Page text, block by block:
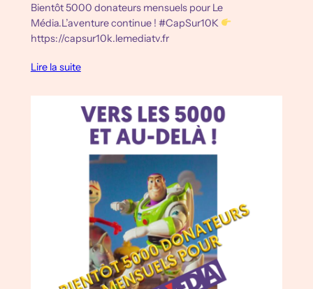
Bientôt 5000 donateurs mensuels pour Le
Média.L’aventure continue ! #CapSur10K
https://capsur10k.lemediatv.fr
Lire la suite